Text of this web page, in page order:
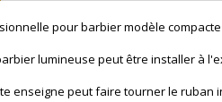
pour barbier modèle compacte
lumineuse peut être installer à
enseigne peut faire tourner le